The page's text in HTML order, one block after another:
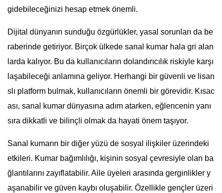
gidebileceğinizi hesap etmek önemli.
Dijital dünyanın sunduğu özgürlükler, yasal sorunları da be
raberinde getiriyor. Birçok ülkede sanal kumar hala gri alan
larda kalıyor. Bu da kullanıcıların dolandırıcılık riskiyle karşı
laşabileceği anlamına geliyor. Herhangi bir güvenli ve lisan
slı platform bulmak, kullanıcıların önemli bir görevidir. Kısac
ası, sanal kumar dünyasına adım atarken, eğlencenin yanı
sıra dikkatli ve bilinçli olmak da hayati önem taşıyor.
Sanal kumarın bir diğer yüzü de sosyal ilişkiler üzerindeki
etkileri. Kumar bağımlılığı, kişinin sosyal çevresiyle olan ba
ğlantılarını zayıflatabilir. Aile üyeleri arasında gerginlikler y
aşanabilir ve güven kaybı oluşabilir. Özellikle gençler üzeri